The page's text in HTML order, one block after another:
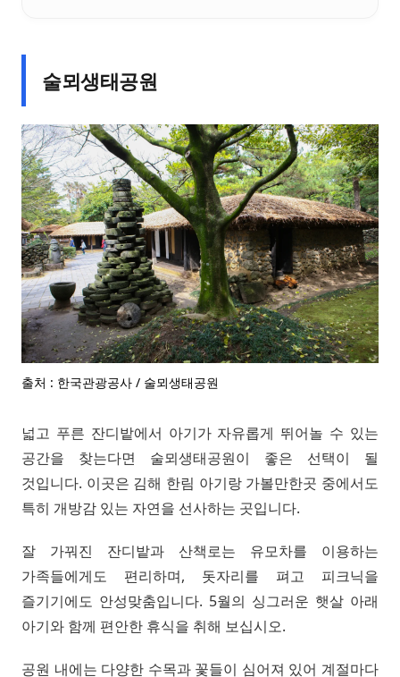
술뫼생태공원
출처 : 한국관광공사 / 술뫼생태공원
넓고 푸른 잔디밭에서 아기가 자유롭게 뛰어놀 수 있는
공간을 찾는다면 술뫼생태공원이 좋은 선택이 될
것입니다. 이곳은 김해 한림 아기랑 가볼만한곳 중에서도
특히 개방감 있는 자연을 선사하는 곳입니다.
잘 가꿔진 잔디밭과 산책로는 유모차를 이용하는
가족들에게도 편리하며, 돗자리를 펴고 피크닉을
즐기기에도 안성맞춤입니다. 5월의 싱그러운 햇살 아래
아기와 함께 편안한 휴식을 취해 보십시오.
공원 내에는 다양한 수목과 꽃들이 심어져 있어 계절마다